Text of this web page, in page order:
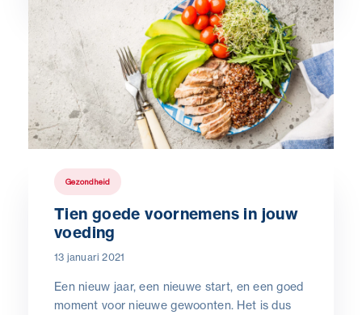
wat Belgen op beroepsactieve leeftijd worden
dus getroffen door deze aandoening. Het is
belangrijk dat de arbeidsarts hiervan op de
hoogte is zodat hij gepaste aanbevelingen kan
doen.
Gezondheid
Tien goede voornemens in jouw
voeding
13 januari 2021
Een nieuw jaar, een nieuwe start, en een goed
moment voor nieuwe gewoonten. Het is dus